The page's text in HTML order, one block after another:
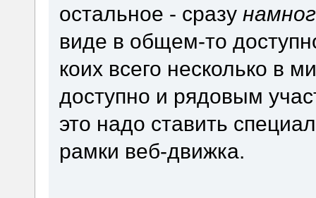
остальное - сразу
виде в общем-то
коих всего несколько в
доступно и рядовым
это надо ставить
рамки веб-движка.